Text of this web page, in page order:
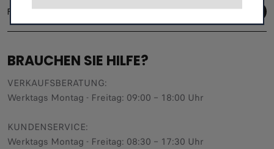
Folge uns
BRAUCHEN SIE HILFE?
VERKAUFSBERATUNG​:
Werktags Montag - Freitag: 09:00 – 18:00 Uhr
KUNDENSERVICE:
Werktags Montag - Freitag: 08:30 – 17:30 Uhr